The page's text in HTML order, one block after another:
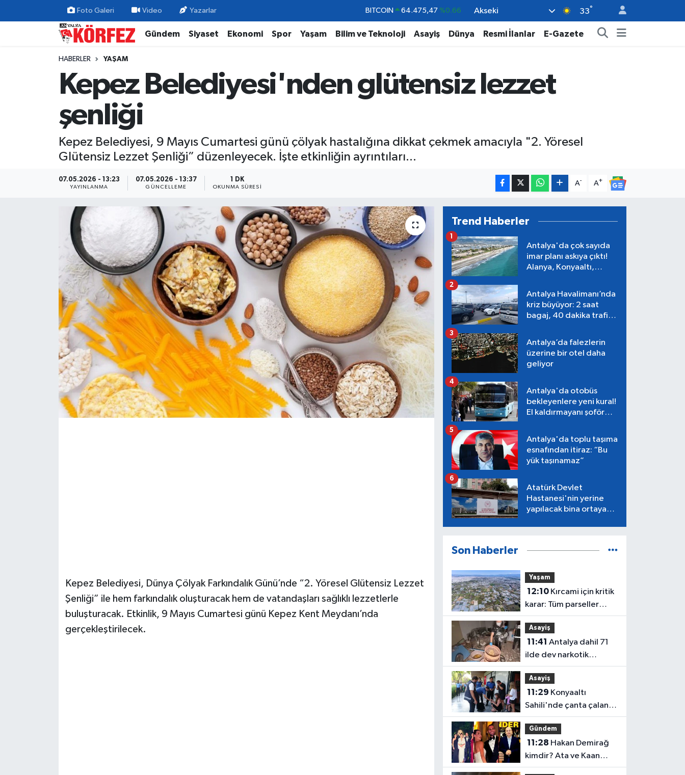
Foto Galeri Video Yazarlar DOLAR 47,5986 %0.06
EURO 55,0700 %0.1
BİST100 13.703 %0
Akseki 33°
Gündem Siyaset Ekonomi Spor Yaşam Bilim ve Teknoloji Asayiş Dünya Resmi İlanlar E-Gazete
HABERLER YAŞAM
Kepez Belediyesi'nden glütensiz lezzet
şenliği
Kepez Belediyesi, 9 Mayıs Cumartesi günü çölyak hastalığına dikkat çekmek amacıyla "2. Yöresel
Glütensiz Lezzet Şenliği” düzenleyecek. İşte etkinliğin ayrıntıları...
07.05.2026 - 13:23
YAYINLANMA
07.05.2026 - 13:37
GÜNCELLEME
1 DK
OKUNMA SÜRESI
A- A+
Kepez Belediyesi, Dünya Çölyak Farkındalık Günü’nde “2. Yöresel Glütensiz Lezzet
Şenliği” ile hem farkındalık oluşturacak hem de vatandaşları sağlıklı lezzetlerle
buluşturacak. Etkinlik, 9 Mayıs Cumartesi günü Kepez Kent Meydanı’nda
gerçekleştirilecek.
Trend Haberler
Antalya'da çok sayıda
imar planı askıya çıktı!
Alanya, Konyaaltı,
1
Antalya Havalimanı’nda
kriz büyüyor: 2 saat
bagaj, 40 dakika trafik,
2
Antalya’da falezlerin
üzerine bir otel daha
geliyor
3
Antalya'da otobüs
bekleyenlere yeni kural!
El kaldırmayanı şoför
4
Antalya'da toplu taşıma
esnafından itiraz: “Bu
yük taşınamaz”
5
Atatürk Devlet
Hastanesi'nin yerine
yapılacak bina ortaya
6
Son Haberler
Yaşam
12:10Kırcami için kritik
karar: Tüm parseller
yeniden şekillenebilir
Asayiş
11:41
ilde dev narkotik
operasyonu! Yüzlerce
kilo uyuşturucu ele
geçirildi
Asayiş
11:29
Sahili'nde çanta çalan
hırsız kıskıvrak yakalandı
Gündem
11:28
kimdir? Ata ve Kaan
Demirağ kimdir,
Gündem
Yerel Yönetim
Ekonomi
Magazin
Kültür ve Sanat
Sivil Toplum
Nöbetçi Eczaneler
Trafik Durumu
Süper Lig Puan Durumu ve Fikstür
Tüm Manşetler